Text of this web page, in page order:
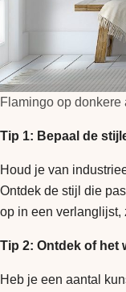
Flamingo op donkere
Tip 1: Bepaal de
Houd je van
Ontdek de stijl die
op in een verlanglijst,
Tip 2: Ontdek of het
Heb je een aantal